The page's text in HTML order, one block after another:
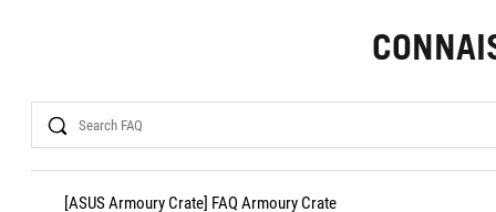
Search
[ASUS Armoury Crate] FAQ Armoury Crate